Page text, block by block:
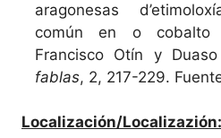
aragonesas
común en o cobalto
Francisco Otín y
fablas, 2, 217-229.
Localización/Localizazión: